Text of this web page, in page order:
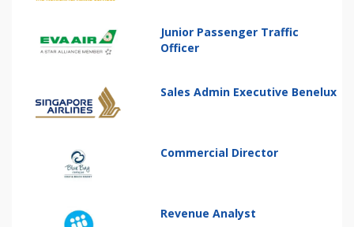
Junior Passenger Traffic
Officer
Sales Admin Executive Benelux
Commercial Director
Revenue Analyst